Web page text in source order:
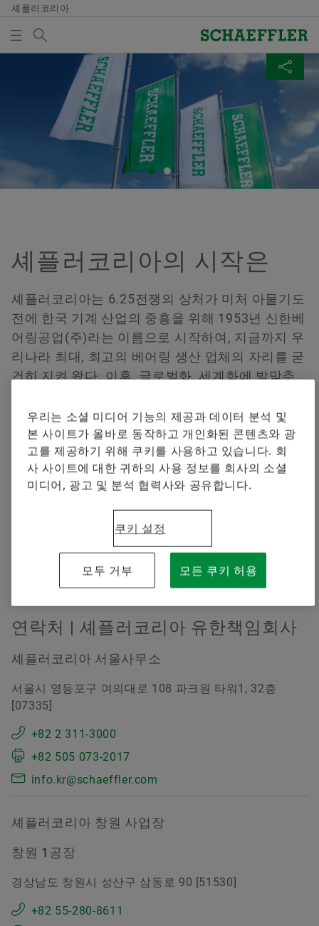
셰플러코리아
품질과 환경
판매
그룹
셰플러에 오신 것을 환영합니다.
제품과 솔루션
Powertrain & Chassis
Bearings & Industrial Solutions
디지털 제품
브랜드 보호
Special Machinery
인재 채용
자기 개발
종사자
훈련 기관
미디어
미디어 콘텐츠
소셜 뉴스
날짜와 이벤트
페이지 공유
Facebook
매체 장바구니
미디어 장바구니에 품목이 없습니다. 새 엘리먼트 버튼
을 추가할 때 사용:
매체 수집
실 수 있습니다. 각 매체의 최대 주문 수량은
20개입니다. 무료 구입한 재료를 판매하는 것
지금 주문하기
셰플러코리아의 시작은
셰플러코리아는 6.25전쟁의 상처가 미처 아물기도
전에 한국 기계 산업의 중흥을 위해 1953년 신한베
어링공업(주)라는 이름으로 시작하여, 지금까지 우
리나라 최대, 최고의 베어링 생산 업체의 자리를 굳
건히 지켜 왔다. 이후, 글로벌화, 세계화에 발맞추
었으며, 또한 셰플러그룹의 일원이 되면서, 2006년
6월에는 셰플러코리아로 사명을 변경하였다. 이와
함께, 이제는 베어링 뿐 아니라, 다양한 자동차 핵
심부품을 생산하는 업체로 거듭났으며, LuK, INA,
FAG, KBC 라는 세계적인 브랜드의 자동차 및 산업
기계 부품을 생산하는 초일류기업으로 변모하였
연락처 | 셰플러코리아 유한책임회사
셰플러코리아 서울사무소
서울시 영등포구 여의대로 108 파크원 타워1, 32층
[07335]
+82 2 311-3000
+82 505 073-2017
info.kr@schaeffler.com
셰플러코리아 창원 사업장
창원 1공장
경상남도 창원시 성산구 삼동로 90 [51530]
+82 55-280-8611
우리는 소셜 미디어 기능의 제공과 데이터 분석 및
본 사이트가 올바로 동작하고 개인화된 콘텐츠와 광
고를 제공하기 위해 쿠키를 사용하고 있습니다. 회
사 사이트에 대한 귀하의 사용 정보를 회사의 소셜
미디어, 광고 및 분석 협력사와 공유합니다.
쿠키 설정
모두 거부 모든 쿠키 허용